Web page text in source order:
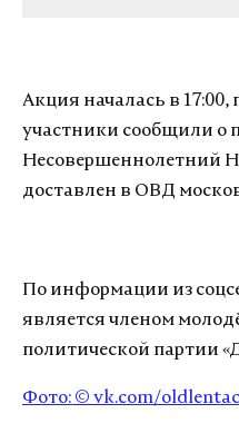
Акция началась в 17:00,
участники сообщили о
Несовершеннолетний
доставлен в ОВД
По информации из
является членом
политической партии
Фото: © vk.com/